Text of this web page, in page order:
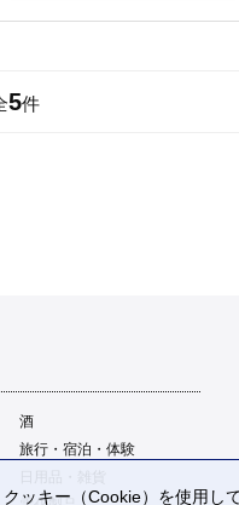
5件
酒
旅行・宿泊・体験
ッキー（Cookie）を使用し